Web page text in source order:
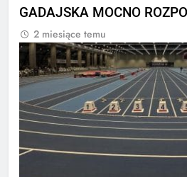
GADAJSKA MOCNO
2 miesiące temu